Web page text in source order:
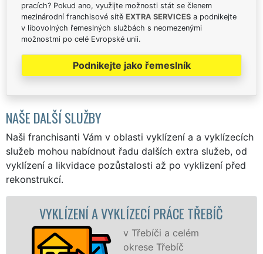
pracích? Pokud ano, využijte možnosti stát se členem
mezinárodní franchisové sítě EXTRA SERVICES a podnikejte
v libovolných řemeslných službách s neomezenými
možnostmi po celé Evropské unii.
Podnikejte jako řemeslník
NAŠE DALŠÍ SLUŽBY
Naši franchisanti Vám v oblasti vyklízení a a vyklízecích
služeb mohou nabídnout řadu dalších extra služeb, od
vyklízení a likvidace pozůstalosti až po vyklizení před
rekonstrukcí.
A VYKLÍZECÍ PRÁCE TŘEBÍČ
v Třebíči a celém
okrese Třebíč